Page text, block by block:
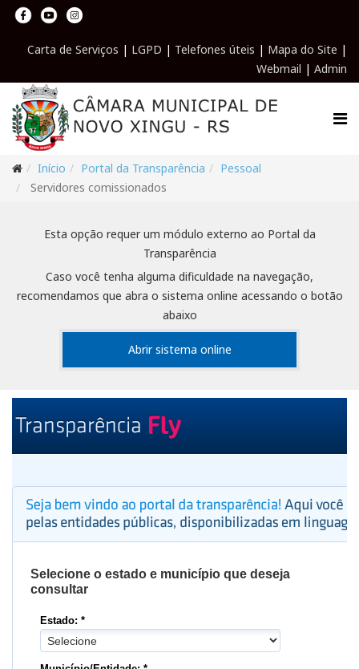
Carta de Serviços | LGPD | Telefones úteis | Mapa do Site |
Webmail | Admin
Início Portal da Transparência
Pessoal
Servidores comissionados
Esta opção requer um módulo externo ao Portal da
Transparência
Caso você tenha alguma dificuldade na navegação,
recomendamos que abra o sistema online acessando o botão
abaixo
Abrir sistema online